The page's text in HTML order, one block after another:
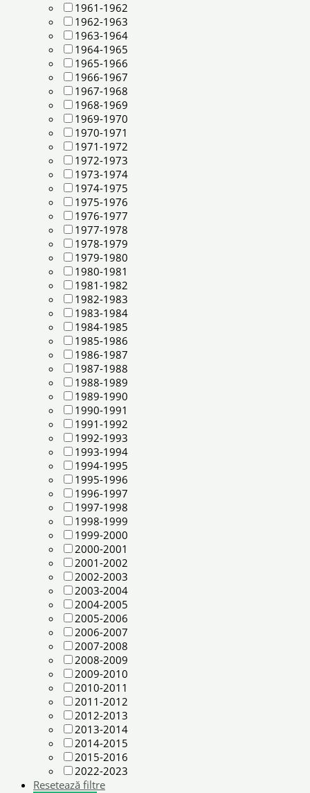
1961-1962
1962-1963
1963-1964
1964-1965
1965-1966
1966-1967
1967-1968
1968-1969
1969-1970
1970-1971
1971-1972
1972-1973
1973-1974
1974-1975
1975-1976
1976-1977
1977-1978
1978-1979
1979-1980
1980-1981
1981-1982
1982-1983
1983-1984
1984-1985
1985-1986
1986-1987
1987-1988
1988-1989
1989-1990
1990-1991
1991-1992
1992-1993
1993-1994
1994-1995
1995-1996
1996-1997
1997-1998
1998-1999
1999-2000
2000-2001
2001-2002
2002-2003
2003-2004
2004-2005
2005-2006
2006-2007
2007-2008
2008-2009
2009-2010
2010-2011
2011-2012
2012-2013
2013-2014
2014-2015
2015-2016
2022-2023
Resetează filtre